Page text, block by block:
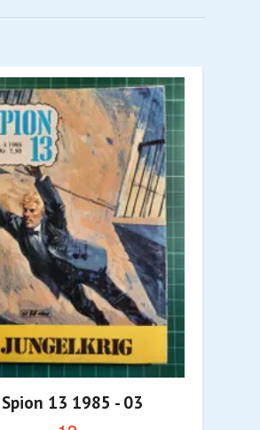
Spion 13 1985 - 03